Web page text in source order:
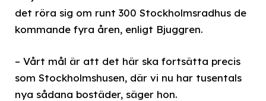
det röra sig om runt 300 Stockholmsradhus de
kommande fyra åren, enligt Bjuggren.
– Vårt mål är att det här ska fortsätta precis
som Stockholmshusen, där vi nu har tusentals
nya sådana bostäder, säger hon.